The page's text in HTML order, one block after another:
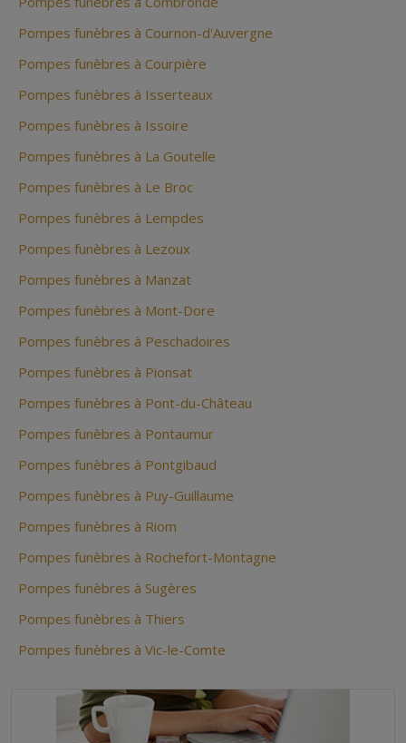
Pompes funèbres à Cournon-d'Auvergne
Pompes funèbres à Courpière
Pompes funèbres à Isserteaux
Pompes funèbres à Issoire
Pompes funèbres à La Goutelle
Pompes funèbres à Le Broc
Pompes funèbres à Lempdes
Pompes funèbres à Lezoux
Pompes funèbres à Manzat
Pompes funèbres à Mont-Dore
Pompes funèbres à Peschadoires
Pompes funèbres à Pionsat
Pompes funèbres à Pont-du-Château
Pompes funèbres à Pontaumur
Pompes funèbres à Pontgibaud
Pompes funèbres à Puy-Guillaume
Pompes funèbres à Riom
Pompes funèbres à Rochefort-Montagne
Pompes funèbres à Sugères
Pompes funèbres à Thiers
Pompes funèbres à Vic-le-Comte